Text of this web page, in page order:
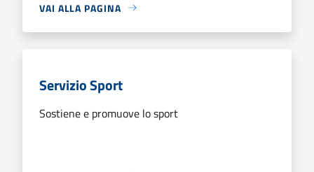
VAI ALLA PAGINA
Servizio Sport
Sostiene e promuove lo sport